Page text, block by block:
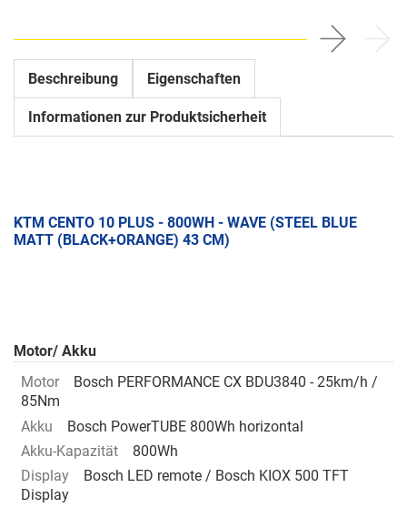
Beschreibung Eigenschaften
Informationen zur Produktsicherheit
KTM CENTO 10 PLUS - 800WH - WAVE (STEEL BLUE
MATT (BLACK+ORANGE) 43 CM)
Motor/ Akku
Motor
Bosch PERFORMANCE CX BDU3840 - 25km/h /
85Nm
Akku
Bosch PowerTUBE 800Wh horizontal
Akku-Kapazität
800Wh
Display
Bosch LED remote / Bosch KIOX 500 TFT
Display